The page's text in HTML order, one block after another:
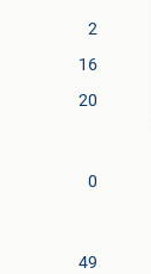
2
16
20
0
49